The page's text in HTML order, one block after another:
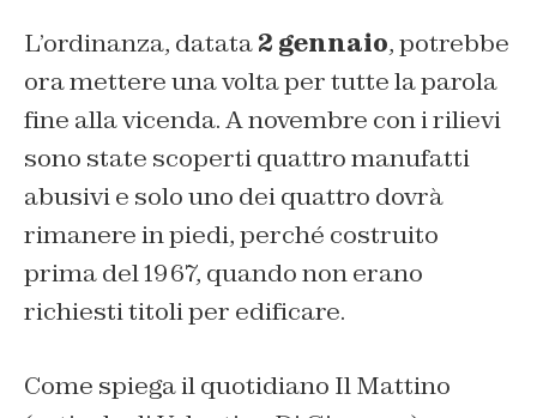
L’ordinanza, datata2 gennaio, potrebbe
ora mettere una volta per tutte la parola
fine alla vicenda. A novembre con i rilievi
sono state scoperti quattro manufatti
abusivi e solo uno dei quattro dovrà
rimanere in piedi, perché costruito
prima del 1967, quando non erano
richiesti titoli per edificare.
Come spiega il quotidiano Il Mattino